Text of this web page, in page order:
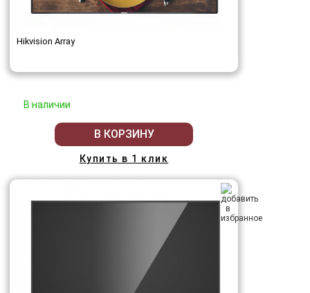
Hikvision Array
В наличии
В КОРЗИНУ
Купить в 1 клик